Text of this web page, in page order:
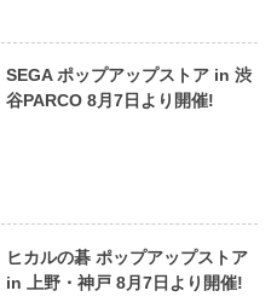
SEGA ポップアップストア in 渋
谷PARCO 8月7日より開催!
ヒカルの碁 ポップアップストア
in 上野・神戸 8月7日より開催!